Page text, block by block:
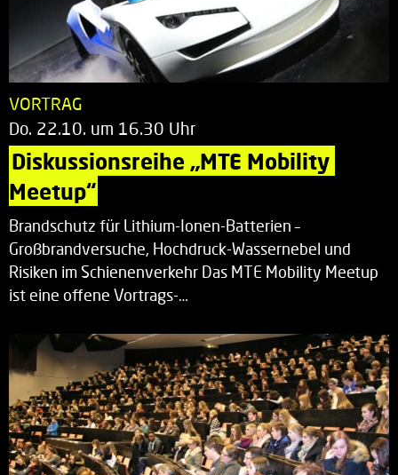
VORTRAG
Do. 22.10. um 16.30 Uhr
Diskussionsreihe „MTE Mobility
Meetup“
Brandschutz für Lithium-Ionen-Batterien –
Großbrandversuche, Hochdruck-Wassernebel und
Risiken im Schienenverkehr Das MTE Mobility Meetup
ist eine offene Vortrags-…